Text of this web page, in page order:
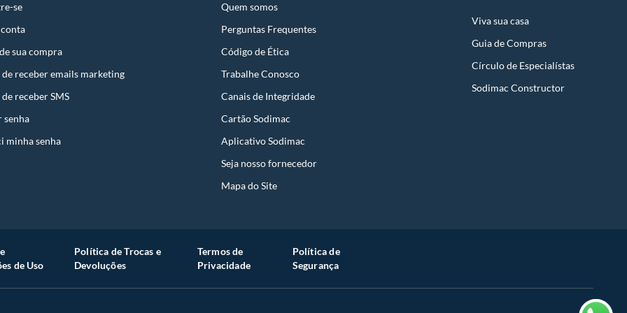
em quaisquer das lojas ou no Centro de
qualquer tipo de vício, não é obrigatório. No
se
sua compra
receber emails marketing
receber SMS
senha
minha senha
Quem somos
Perguntas Frequentes
Código de Ética
Trabalhe Conosco
Canais de Integridade
Cartão Sodimac
Aplicativo Sodimac
Seja nosso fornecedor
Mapa do Site
Viva sua casa
Guia de Compras
Círculo de Especialístas
Sodimac Constructor
de Uso
Política de Trocas e
Devoluções
Termos de
Privacidade
Política de
Segurança